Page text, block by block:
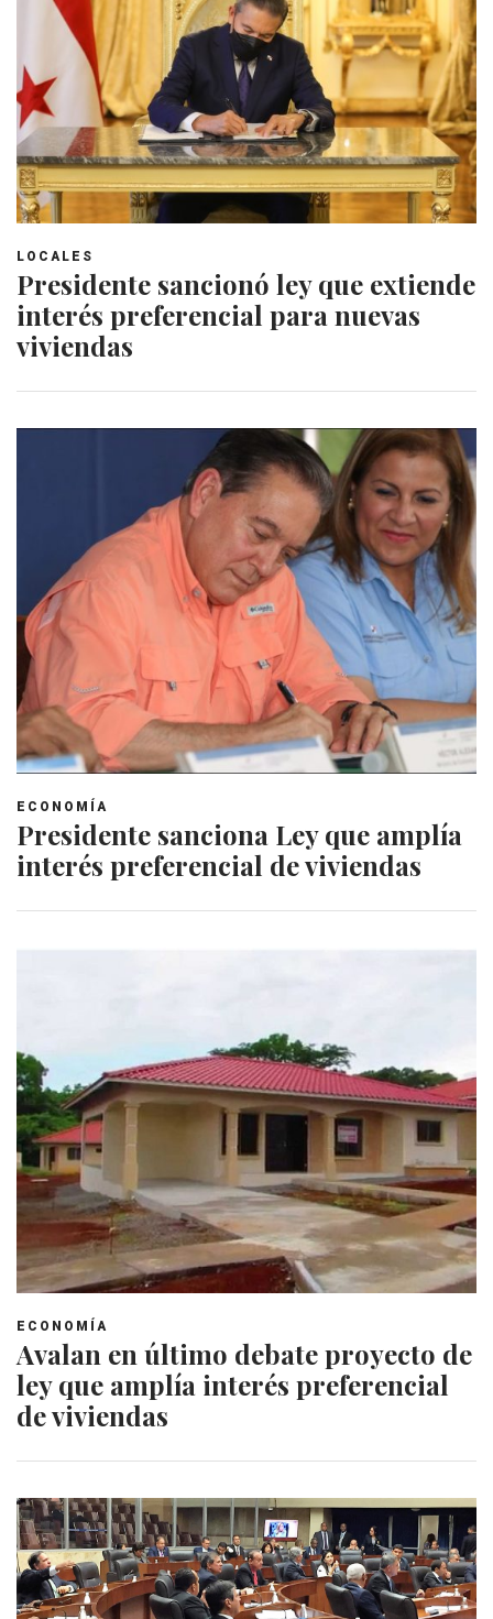
LOCALES
Presidente sancionó ley que extiende
interés preferencial para nuevas
viviendas
ECONOMÍA
Presidente sanciona Ley que amplía
interés preferencial de viviendas
ECONOMÍA
Avalan en último debate proyecto de
ley que amplía interés preferencial
de viviendas